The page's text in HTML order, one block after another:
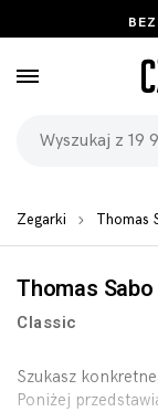
Zegarki Thomas
Thomas Sabo
Classic
Szukasz
Poniżej